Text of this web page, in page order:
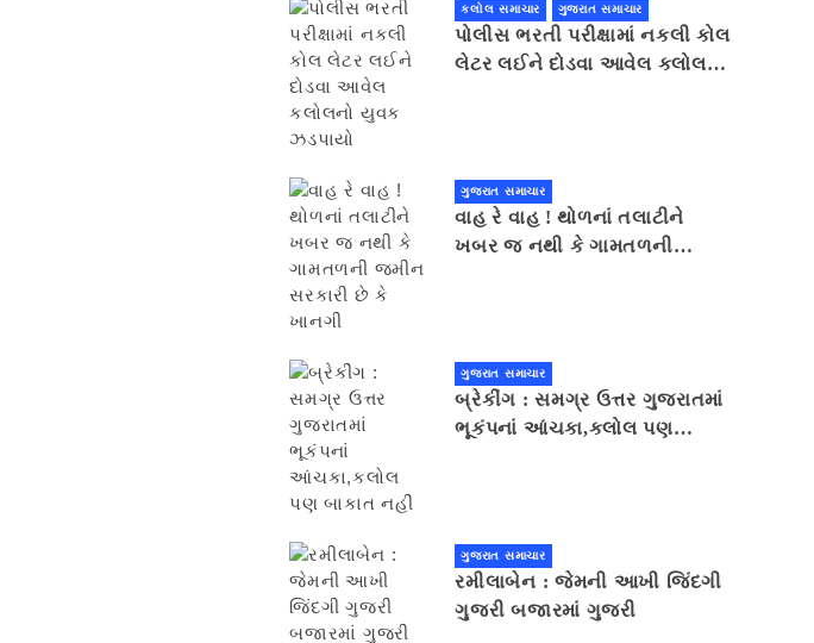
કલોલ સમાચાર ગુજરાત સમાચાર
પોલીસ ભરતી પરીક્ષામાં નકલી કોલ
લેટર લઈને દોડવા આવેલ કલોલનો
ગુજરાત સમાચાર
વાહ રે વાહ ! થોળનાં તલાટીને
ખબર જ નથી કે ગામતળની
ગુજરાત સમાચાર
બ્રેકીંગ : સમગ્ર ઉત્તર ગુજરાતમાં
ભૂકંપનાં આંચકા,કલોલ પણ
ગુજરાત સમાચાર
રમીલાબેન : જેમની આખી જિંદગી
ગુજરી બજારમાં ગુજરી